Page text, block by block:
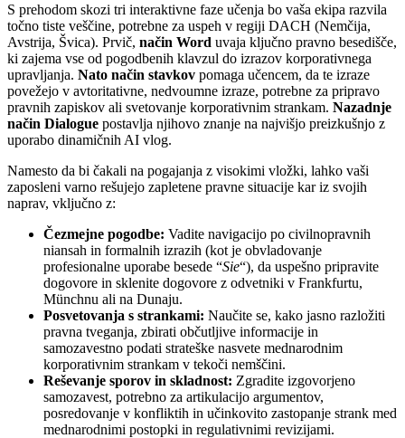
S prehodom skozi tri interaktivne faze učenja bo vaša ekipa razvila
točno tiste veščine, potrebne za uspeh v regiji DACH (Nemčija,
Avstrija, Švica). Prvič, način Word uvaja ključno pravno besedišče,
ki zajema vse od pogodbenih klavzul do izrazov korporativnega
upravljanja. Nato način stavkov pomaga učencem, da te izraze
povežejo v avtoritativne, nedvoumne izraze, potrebne za pripravo
pravnih zapiskov ali svetovanje korporativnim strankam. Nazadnje
način Dialogue postavlja njihovo znanje na najvišjo preizkušnjo z
uporabo dinamičnih AI vlog.
Namesto da bi čakali na pogajanja z visokimi vložki, lahko vaši
zaposleni varno rešujejo zapletene pravne situacije kar iz svojih
naprav, vključno z:
Čezmejne pogodbe: Vadite navigacijo po civilnopravnih
niansah in formalnih izrazih (kot je obvladovanje
profesionalne uporabe besede “Sie“), da uspešno pripravite
dogovore in sklenite dogovore z odvetniki v Frankfurtu,
Münchnu ali na Dunaju.
Posvetovanja s strankami: Naučite se, kako jasno razložiti
pravna tveganja, zbirati občutljive informacije in
samozavestno podati strateške nasvete mednarodnim
korporativnim strankam v tekoči nemščini.
Reševanje sporov in skladnost: Zgradite izgovorjeno
samozavest, potrebno za artikulacijo argumentov,
posredovanje v konfliktih in učinkovito zastopanje strank med
mednarodnimi postopki in regulativnimi revizijami.